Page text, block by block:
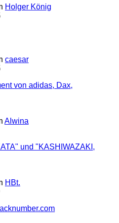
Holger König
caesar
von adidas, Dax,
Alwina
und "KASHIWAZAKI,
HBt.